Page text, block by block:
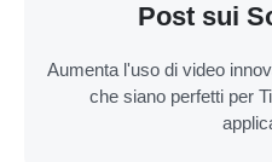
Post sui
Aumenta l'uso di video
che siano perfetti per